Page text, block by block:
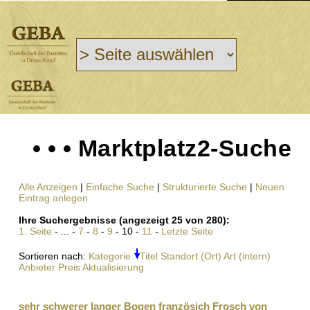
• • • Marktplatz2-Suche
Alle Anzeigen | Einfache Suche | Strukturierte Suche | Neuen
Eintrag anlegen
Ihre Suchergebnisse (angezeigt 25 von 280):
1. Seite - ... - 7 - 8 - 9 - 10 - 11 - Letzte Seite
Sortieren nach: Kategorie Titel Standort (Ort) Art (intern)
Anbieter PreisAktualisierung
sehr schwerer langer Bogen französich Frosch von